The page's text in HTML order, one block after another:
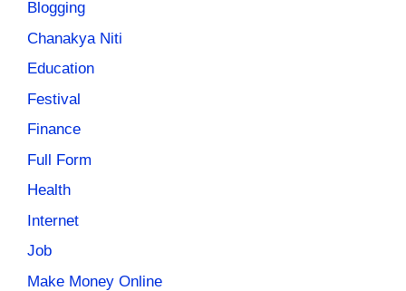
Blogging
Chanakya Niti
Education
Festival
Finance
Full Form
Health
Internet
Job
Make Money Online